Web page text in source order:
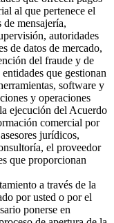
al que pertenece el
de mensajería,
autoridades
de datos de mercado,
del fraude y de
que gestionan
software y
y operaciones
ejecución del Acuerdo
comercial por
jurídicos,
el proveedor
que proporcionan
a través de la
por usted o por el
ponerse en